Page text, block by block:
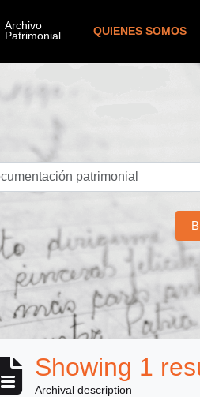
QUIENES SOMOS
Showing 1
Archival description